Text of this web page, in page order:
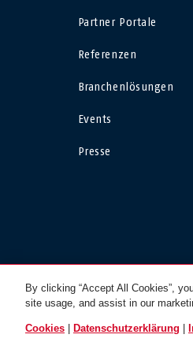
Partner Portale
Referenzen
Branchenlösungen
Events
Presse
© 2026 ABUS
Canada
Italia
Danmark
By clicking “Accept All Cookies”,
site usage, and assist in our
Cookies Datenschutzerklärung